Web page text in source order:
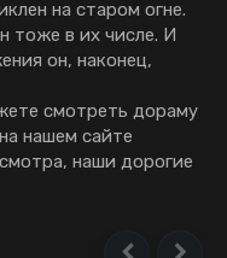
на старом огне.
тоже в их числе. И
он, наконец,
смотреть дораму
нашем сайте
наши дорогие